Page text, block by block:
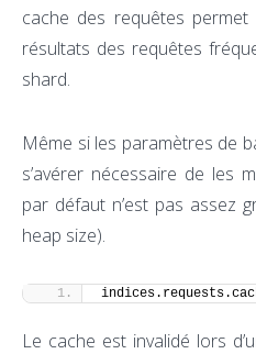
cache des requêtes
résultats des requêtes
shard.
Même si les paramètres de
s’avérer nécessaire de les
par défaut n’est pas assez
heap size).
Le cache est invalidé lors